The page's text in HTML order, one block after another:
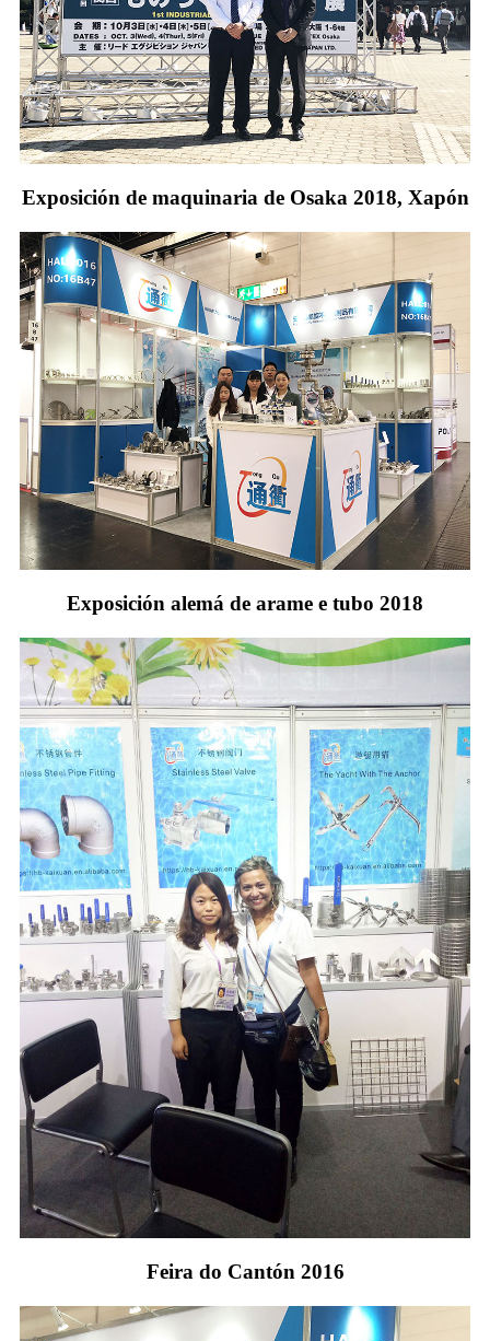
Exposición de maquinaria de Osaka 2018, Xapón
Exposición alemá de arame e tubo 2018
Feira do Cantón 2016